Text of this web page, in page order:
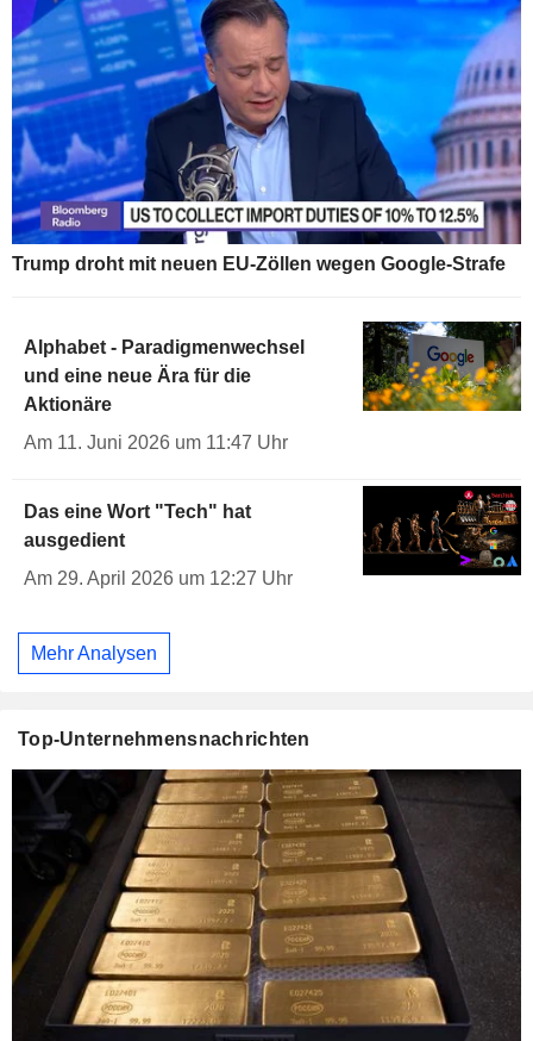
Trump droht mit neuen EU-Zöllen wegen Google-Strafe
Alphabet - Paradigmenwechsel
und eine neue Ära für die
Aktionäre
Am 11. Juni 2026 um 11:47 Uhr
Das eine Wort "Tech" hat
ausgedient
Am 29. April 2026 um 12:27 Uhr
Mehr Analysen
Top-Unternehmensnachrichten